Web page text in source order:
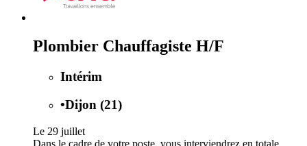
Plombier Chauffagiste H/F
Intérim
•Dijon (21)
Le 29 juillet
Dans le cadre de votre poste, vous interviendrez en totale